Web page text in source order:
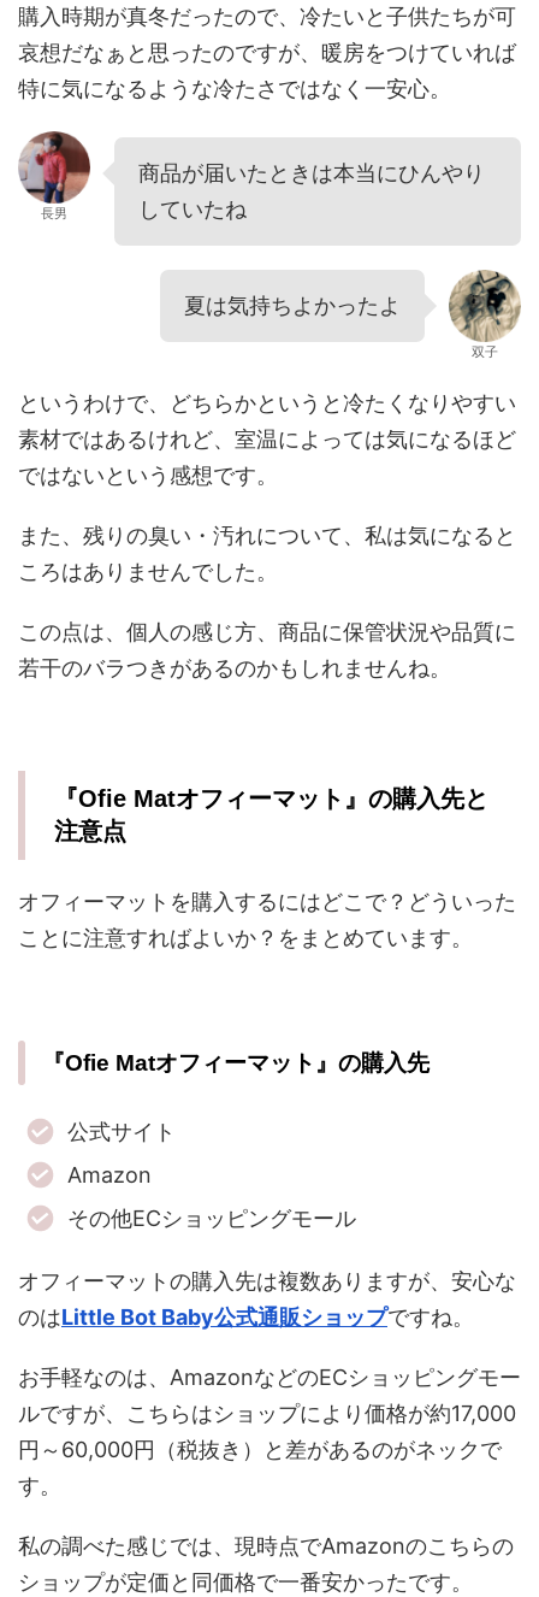
購入時期が真冬だったので、冷たいと子供たちが可
哀想だなぁと思ったのですが、暖房をつけていれば
特に気になるような冷たさではなく一安心。
長男
商品が届いたときは本当にひんやり
していたね
夏は気持ちよかったよ
双子
というわけで、どちらかというと冷たくなりやすい
素材ではあるけれど、室温によっては気になるほど
ではないという感想です。
また、残りの臭い・汚れについて、私は気になると
ころはありませんでした。
この点は、個人の感じ方、商品に保管状況や品質に
若干のバラつきがあるのかもしれませんね。
『Ofie Matオフィーマット』の購入先と
注意点
オフィーマットを購入するにはどこで？どういった
ことに注意すればよいか？をまとめています。
『Ofie Matオフィーマット』の購入先
公式サイト
Amazon
その他ECショッピングモール
オフィーマットの購入先は複数ありますが、安心な
のはLittle Bot Baby公式通販ショップですね。
お手軽なのは、AmazonなどのECショッピングモー
ルですが、こちらはショップにより価格が約17,000
円～60,000円（税抜き）と差があるのがネックで
す。
私の調べた感じでは、現時点でAmazonのこちらの
ショップが定価と同価格で一番安かったです。